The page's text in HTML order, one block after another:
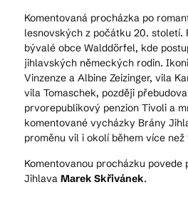
© 2026 Brána
Komentovaná procházka po
lesnovských z počátku 20. století.
bývalé obce Walddörfel, kde
jihlavských německých rodin.
Vinzenze a Albine Zeizinger, vila
vila Tomaschek, později
prvorepublikový penzion Tivoli a
komentované vycházky Brány
proměnu vil i okolí během více než
Komentovanou procházku povede
Jihlava Marek Skřivánek.